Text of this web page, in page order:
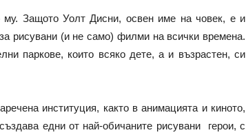
Защото Уолт Дисни, освен име на човек, е и
рисувани (и не само) филми на всички времена.
паркове, които всяко дете, а и възрастен, си
институция, както в анимацията и киното,
едни от най-обичаните рисувани герои, с